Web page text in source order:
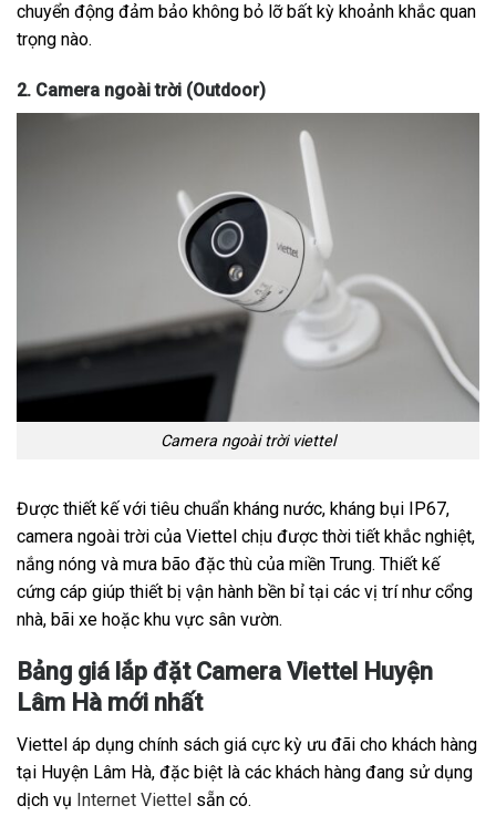
chuyển động đảm bảo không bỏ lỡ bất kỳ khoảnh khắc quan
trọng nào.
2. Camera ngoài trời (Outdoor)
Camera ngoài trời viettel
Được thiết kế với tiêu chuẩn kháng nước, kháng bụi IP67,
camera ngoài trời của Viettel chịu được thời tiết khắc nghiệt,
nắng nóng và mưa bão đặc thù của miền Trung. Thiết kế
cứng cáp giúp thiết bị vận hành bền bỉ tại các vị trí như cổng
nhà, bãi xe hoặc khu vực sân vườn.
Bảng giá lắp đặt Camera Viettel Huyện
Lâm Hà mới nhất
Viettel áp dụng chính sách giá cực kỳ ưu đãi cho khách hàng
tại Huyện Lâm Hà, đặc biệt là các khách hàng đang sử dụng
dịch vụ Internet Viettel sẵn có.